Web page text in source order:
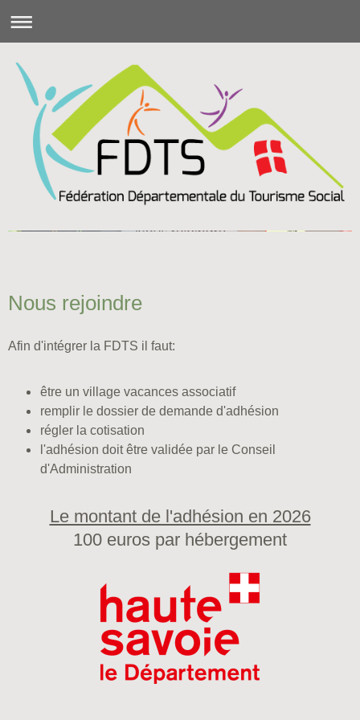
Nous rejoindre
Afin d'intégrer la FDTS il faut:
être un village vacances associatif
remplir le dossier de demande d'adhésion
régler la cotisation
l'adhésion doit être validée par le Conseil
d'Administration
Le montant de l'adhésion en 2026
100 euros par hébergement